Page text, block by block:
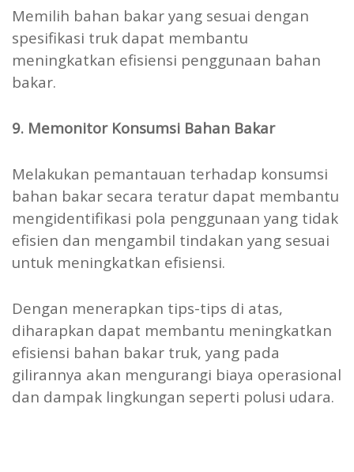
Memilih bahan bakar yang sesuai dengan
spesifikasi truk dapat membantu
meningkatkan efisiensi penggunaan bahan
bakar.
9. Memonitor Konsumsi Bahan Bakar
Melakukan pemantauan terhadap konsumsi
bahan bakar secara teratur dapat membantu
mengidentifikasi pola penggunaan yang tidak
efisien dan mengambil tindakan yang sesuai
untuk meningkatkan efisiensi.
Dengan menerapkan tips-tips di atas,
diharapkan dapat membantu meningkatkan
efisiensi bahan bakar truk, yang pada
gilirannya akan mengurangi biaya operasional
dan dampak lingkungan seperti polusi udara.